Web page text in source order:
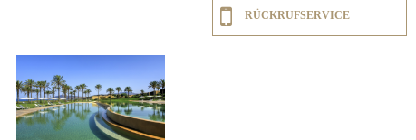
RÜCKRUFSERVICE